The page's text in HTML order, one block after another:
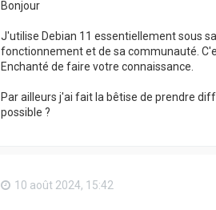
Bonjour
J'utilise Debian 11 essentiellement sous
fonctionnement et de sa communauté.
Enchanté de faire votre connaissance.
Par ailleurs j'ai fait la bêtise de prendre
possible ?
10 août 2024, 15:42